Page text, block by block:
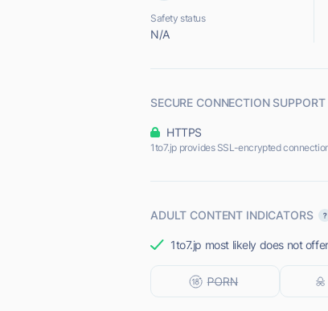
Safety status
N/A
SECURE CONNECTION SUPPORT
HTTPS
1to7.jp provides SSL-encrypted
ADULT CONTENT INDICATORS
1to7.jp most likely does not